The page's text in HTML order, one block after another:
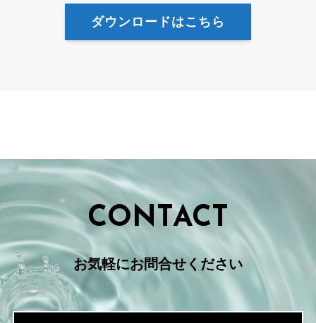
ダウンロードはこちら
CONTACT
お気軽にお問合せください